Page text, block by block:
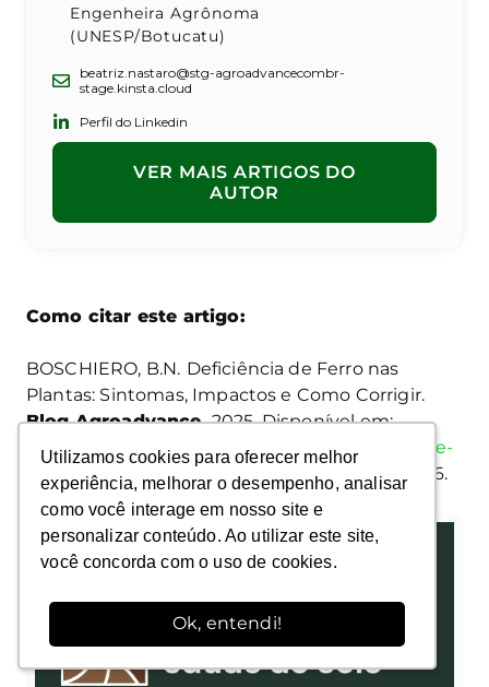
Utilizamos cookies para oferecer melhor
experiência, melhorar o desempenho, analisar
como você interage em nosso site e
personalizar conteúdo. Ao utilizar este site,
você concorda com o uso de cookies.
Ok, entendi!
Utilizamos cookies para oferecer melhor
experiência, melhorar o desempenho, analisar
como você interage em nosso site e
personalizar conteúdo. Ao utilizar este site,
você concorda com o uso de cookies.
Ok, entendi!
Engenheira Agrônoma
(UNESP/Botucatu)
beatriz.nastaro@stg-agroadvancecombr-
stage.kinsta.cloud
Perfil do Linkedin
VER MAIS ARTIGOS DO
AUTOR
Como citar este artigo:
BOSCHIERO, B.N. Deficiência de Ferro nas
Plantas: Sintomas, Impactos e Como Corrigir.
Blog Agroadvance.2025. Disponível em:
https://agroadvance.com.br/blog-deficiencia-de-
ferro-nas-plantas/
. Data de acesso: 10 ago. 2026.